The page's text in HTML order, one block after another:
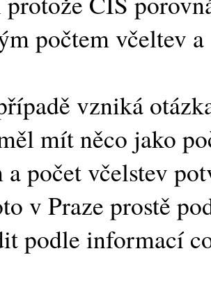
počtem včeltev
vzniká
mít něco jako
a počet včelstev
v Praze prostě
podle informací